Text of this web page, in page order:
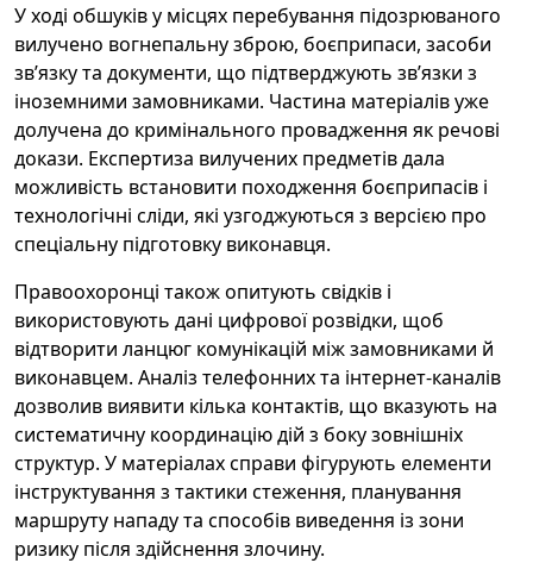
У ході обшуків у місцях перебування підозрюваного
вилучено вогнепальну зброю, боєприпаси, засоби
зв’язку та документи, що підтверджують зв’язки з
іноземними замовниками. Частина матеріалів уже
долучена до кримінального провадження як речові
докази. Експертиза вилучених предметів дала
можливість встановити походження боєприпасів і
технологічні сліди, які узгоджуються з версією про
спеціальну підготовку виконавця.
Правоохоронці також опитують свідків і
використовують дані цифрової розвідки, щоб
відтворити ланцюг комунікацій між замовниками й
виконавцем. Аналіз телефонних та інтернет-каналів
дозволив виявити кілька контактів, що вказують на
систематичну координацію дій з боку зовнішніх
структур. У матеріалах справи фігурують елементи
інструктування з тактики стеження, планування
маршруту нападу та способів виведення із зони
ризику після здійснення злочину.